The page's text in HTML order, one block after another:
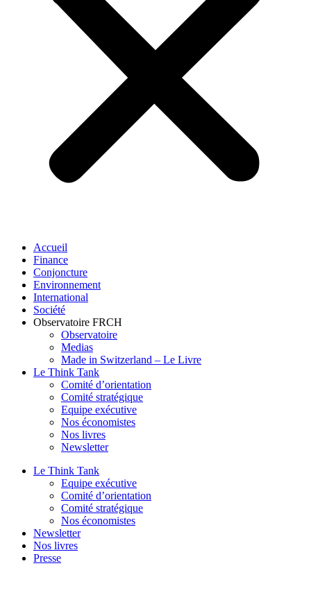
Accueil
Finance
Conjoncture
Environnement
International
Société
Observatoire FRCH
Observatoire
Medias
Made in Switzerland – Le Livre
Le Think Tank
Comité d’orientation
Comité stratégique
Equipe exécutive
Nos économistes
Nos livres
Newsletter
Le Think Tank
Equipe exécutive
Comité d’orientation
Comité stratégique
Nos économistes
Newsletter
Nos livres
Presse